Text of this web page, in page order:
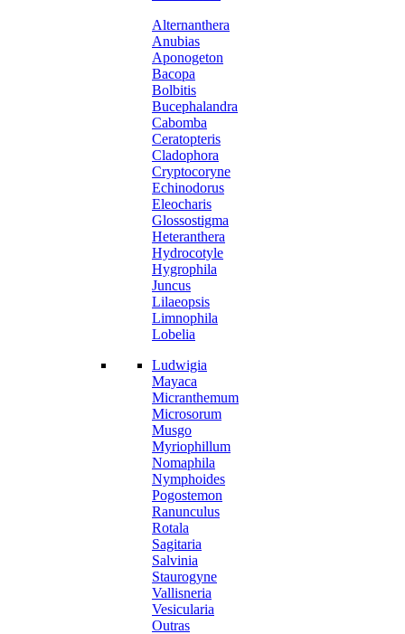
Alternanthera
Anubias
Aponogeton
Bacopa
Bolbitis
Bucephalandra
Cabomba
Ceratopteris
Cladophora
Cryptocoryne
Echinodorus
Eleocharis
Glossostigma
Heteranthera
Hydrocotyle
Hygrophila
Juncus
Lilaeopsis
Limnophila
Lobelia
Ludwigia
Mayaca
Micranthemum
Microsorum
Musgo
Myriophillum
Nomaphila
Nymphoides
Pogostemon
Ranunculus
Rotala
Sagitaria
Salvinia
Staurogyne
Vallisneria
Vesicularia
Outras